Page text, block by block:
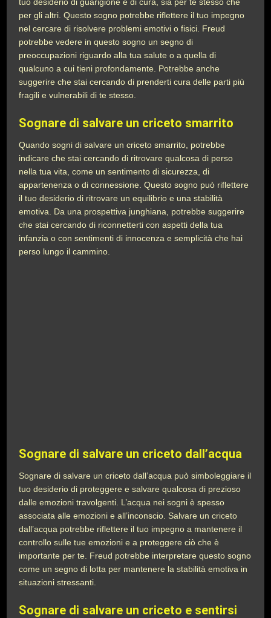
per gli altri. Questo sogno potrebbe riflettere il tuo impegno
nel cercare di risolvere problemi emotivi o fisici. Freud
potrebbe vedere in questo sogno un segno di
preoccupazioni riguardo alla tua salute o a quella di
qualcuno a cui tieni profondamente. Potrebbe anche
suggerire che stai cercando di prenderti cura delle parti più
fragili e vulnerabili di te stesso.
Sognare di salvare un criceto smarrito
Quando sogni di salvare un criceto smarrito, potrebbe
indicare che stai cercando di ritrovare qualcosa di perso
nella tua vita, come un sentimento di sicurezza, di
appartenenza o di connessione. Questo sogno può riflettere
il tuo desiderio di ritrovare un equilibrio e una stabilità
emotiva. Da una prospettiva junghiana, potrebbe suggerire
che stai cercando di riconnetterti con aspetti della tua
infanzia o con sentimenti di innocenza e semplicità che hai
perso lungo il cammino.
Sognare di salvare un criceto dall’acqua
Sognare di salvare un criceto dall’acqua può simboleggiare il
tuo desiderio di proteggere e salvare qualcosa di prezioso
dalle emozioni travolgenti. L’acqua nei sogni è spesso
associata alle emozioni e all’inconscio. Salvare un criceto
dall’acqua potrebbe riflettere il tuo impegno a mantenere il
controllo sulle tue emozioni e a proteggere ciò che è
importante per te. Freud potrebbe interpretare questo sogno
come un segno di lotta per mantenere la stabilità emotiva in
situazioni stressanti.
Sognare di salvare un criceto e sentirsi